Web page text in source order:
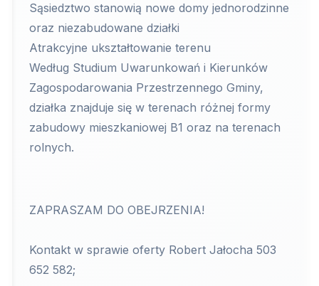
Sąsiedztwo stanowią nowe domy jednorodzinne
oraz niezabudowane działki
Atrakcyjne ukształtowanie terenu
Według Studium Uwarunkowań i Kierunków
Zagospodarowania Przestrzennego Gminy,
działka znajduje się w terenach różnej formy
zabudowy mieszkaniowej B1 oraz na terenach
rolnych.
ZAPRASZAM DO OBEJRZENIA!
Kontakt w sprawie oferty Robert Jałocha 503
652 582;